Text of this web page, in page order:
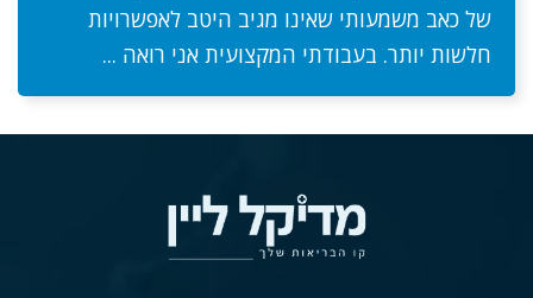
של כאב משמעותי שאינו מגיב היטב לאפשרויות
חלשות יותר. בעבודתי המקצועית אני רואה ...